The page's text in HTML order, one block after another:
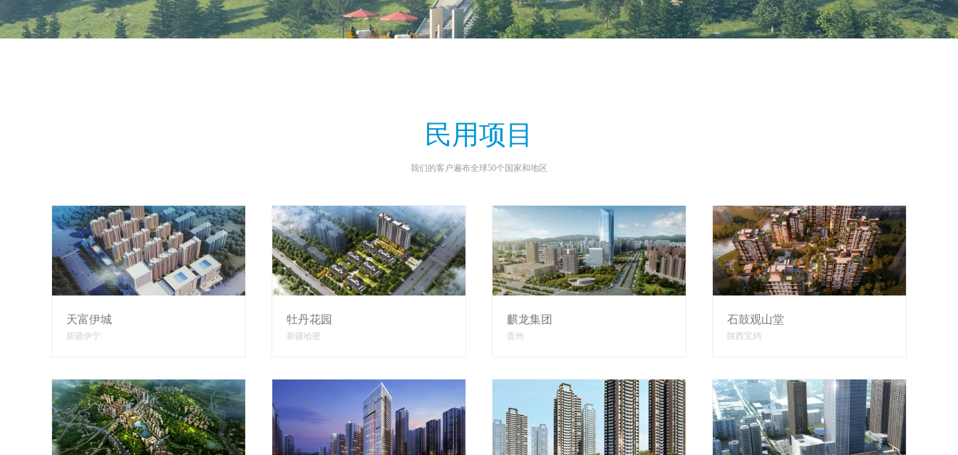
民用项目
我们的客户遍布全球50个国家和地区
天富伊城
新疆伊宁
牡丹花园
新疆哈密
麒龙集团
贵州
石鼓观山堂
陕西宝鸡